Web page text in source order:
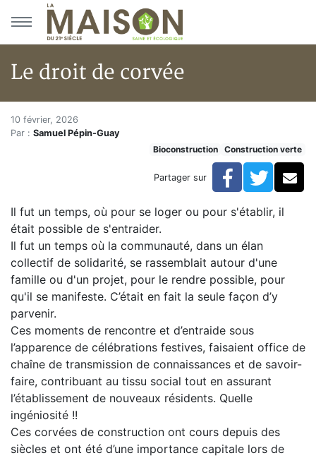
Aller au menu principal
Aller au contenu principal
Le droit de corvée
Accueil
Articles
Le droit de corvée
10 février, 2026
Par : Samuel Pépin-Guay
Bioconstruction
Construction verte
Partager sur Facebook
Il fut un temps, où pour se loger ou pour s'établir, il
était possible de s'entraider.
Il fut un temps où la communauté, dans un élan
collectif de solidarité, se rassemblait autour d'une
famille ou d'un projet, pour le rendre possible, pour
qu'il se manifeste. C’était en fait la seule façon d’y
parvenir.
Ces moments de rencontre et d’entraide sous
l’apparence de célébrations festives, faisaient office de
chaîne de transmission de connaissances et de savoir-
faire, contribuant au tissu social tout en assurant
l’établissement de nouveaux résidents. Quelle
ingéniosité !!
Ces corvées de construction ont cours depuis des
siècles et ont été d’une importance capitale lors de